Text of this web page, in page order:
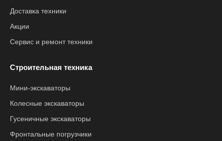
Доставка техники
Акции
Сервис и ремонт техники
Строительная техника
Мини-экскаваторы
Колесные экскаваторы
Гусеничные экскаваторы
Фронтальные погрузчики